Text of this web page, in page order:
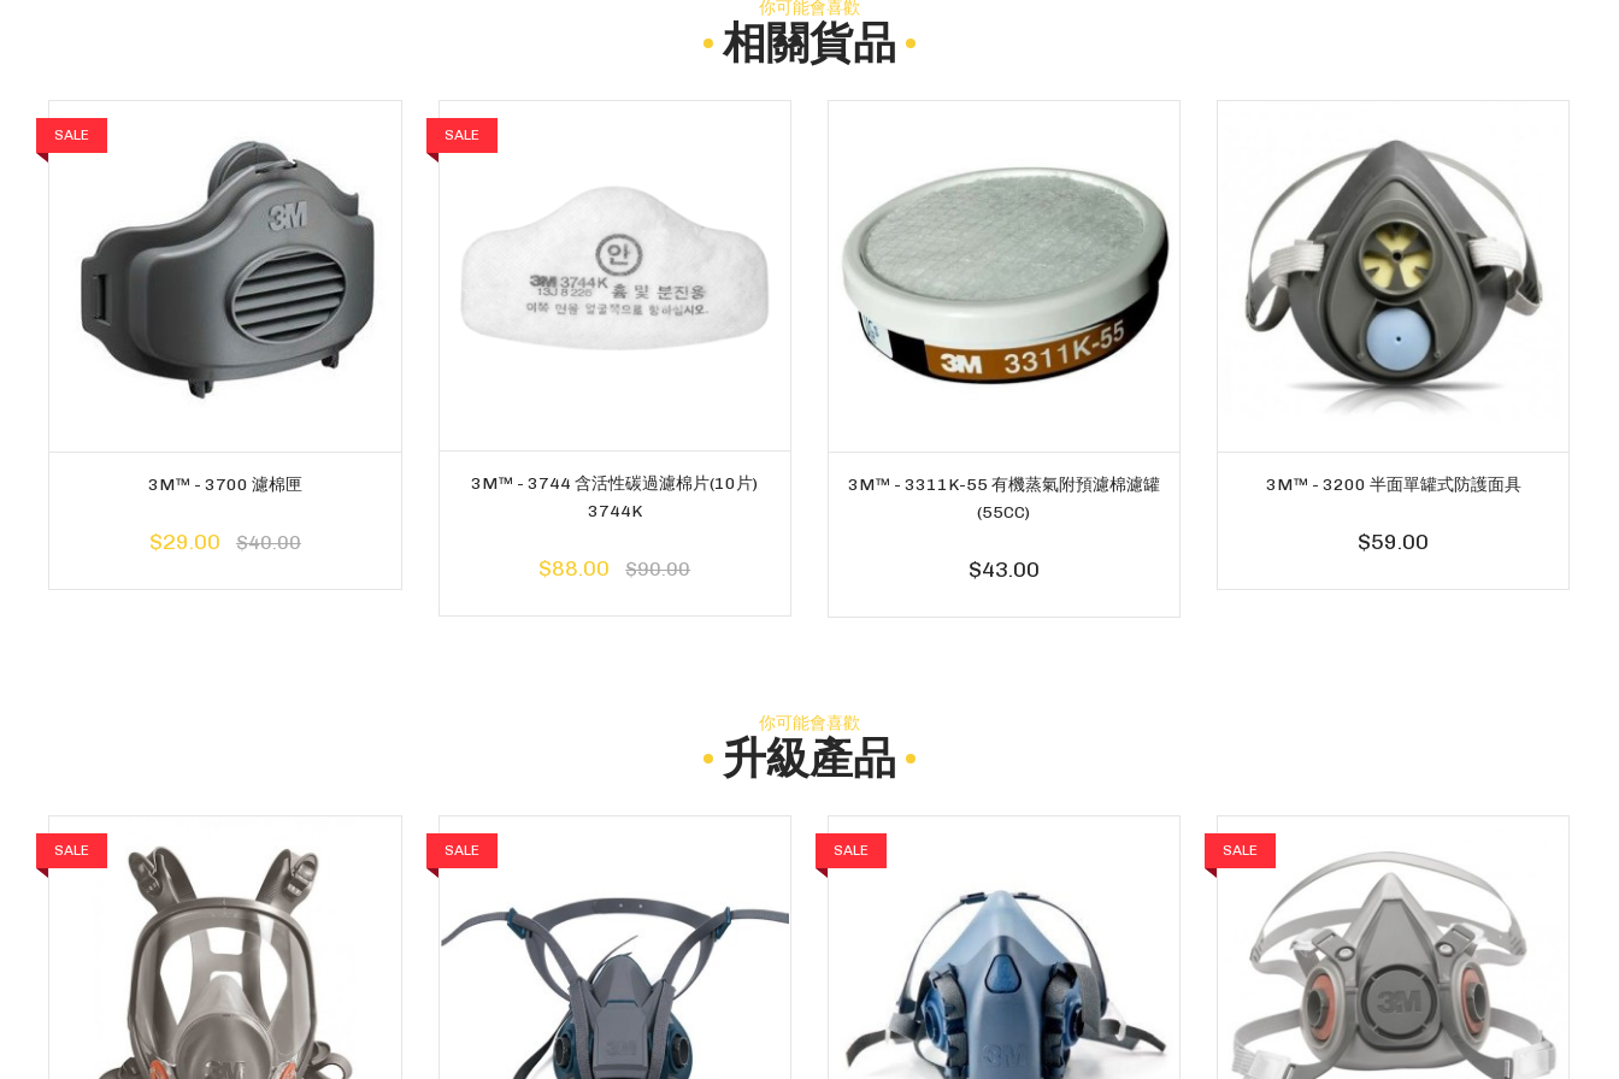
你可能會喜歡
相關貨品
SALE
3M™ - 3700 濾棉匣
$29.00 $40.00
SALE
3M™ - 3744 含活性碳過濾棉片(10片)
3744K
$88.00 $90.00
3M™ - 3311K-55 有機蒸氣附預濾棉濾罐
(55CC)
$43.00
3M™ - 3200 半面單罐式防護面具
$59.00
你可能會喜歡
升級產品
SALE SALE SALE SALE